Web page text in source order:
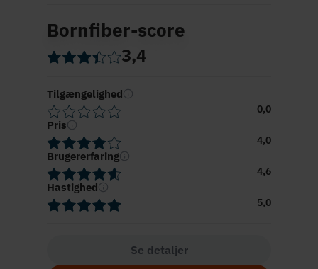
Bornfiber-score
3,4
Tilgængelighed
0,0
Pris
4,0
Brugererfaring
4,6
Hastighed
5,0
Se detaljer